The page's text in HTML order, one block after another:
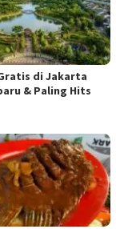
di Jakarta
& Paling Hits